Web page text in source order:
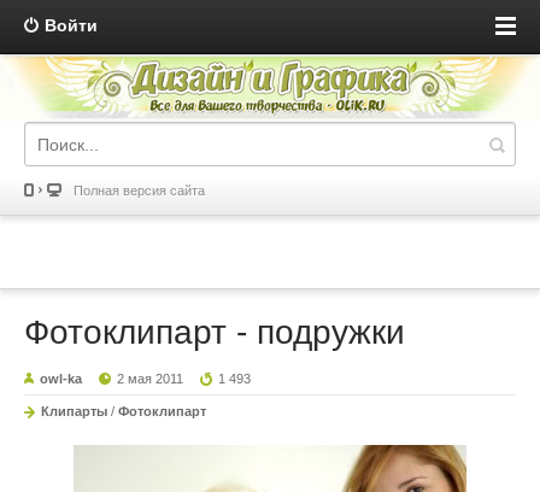
Войти
Полная версия сайта
Фотоклипарт - подружки
owl-ka 2 мая 2011 1 493
Клипарты / Фотоклипарт